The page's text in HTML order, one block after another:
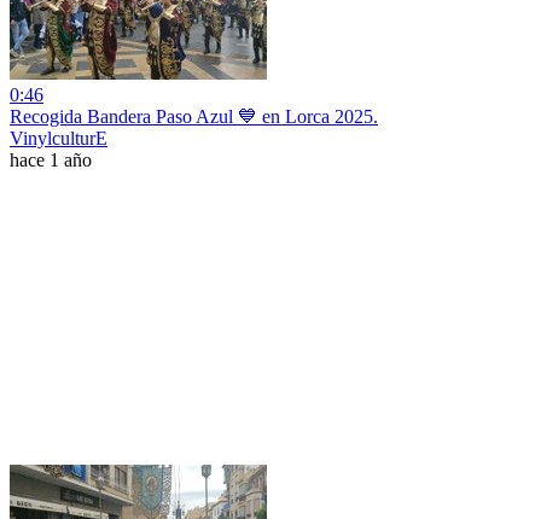
0:46
Recogida Bandera Paso Azul 💙 en Lorca 2025.
VinylculturE
hace 1 año